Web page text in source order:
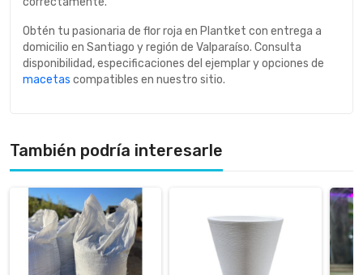
Obtén tu pasionaria de flor roja en Plantket con entrega a
domicilio en Santiago y región de Valparaíso. Consulta
disponibilidad, especificaciones del ejemplar y opciones de
macetas compatibles en nuestro sitio.
También podría interesarle